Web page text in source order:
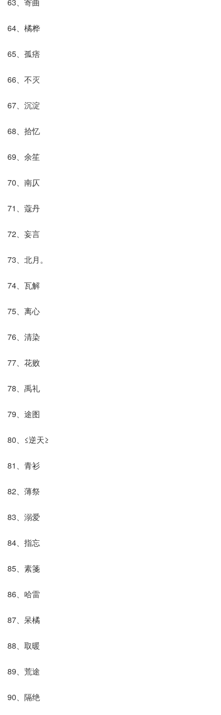
63、寄曲
64、橘桦
65、孤痞ゞ
66、不灭
67、沉淀
68、拾忆
69、余笙
70、南仄
71、蔻丹
72、妄言
73、北月。
74、瓦解
75、离心
76、清染
77、花败
78、禹礼
79、途图
80、≤逆天≥
81、青衫
82、薄祭
83、溺爱
84、指忘
85、素箋
86、哈雷
87、呆橘
88、取暖
89、荒途
90、隔绝